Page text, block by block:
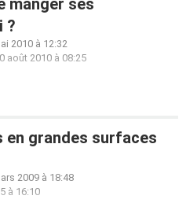
manger ses
?
2010 à 12:32
août 2010 à 08:25
en grandes surfaces
2009 à 18:48
à 16:10